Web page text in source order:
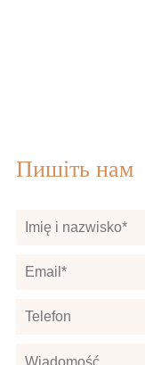
Пишіть нам